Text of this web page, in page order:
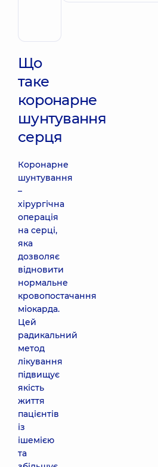
Що
таке
коронарне
шунтування
серця
Коронарне
шунтування
–
хірургічна
операція
на серці,
яка
дозволяє
відновити
нормальне
кровопостачання
міокарда.
Цей
радикальний
метод
лікування
підвищує
якість
життя
пацієнтів
із
ішемією
та